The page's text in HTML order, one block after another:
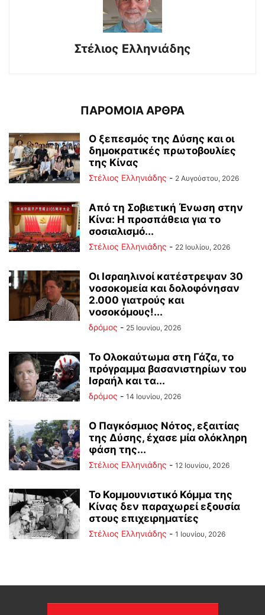
Στέλιος Ελληνιάδης
ΠΑΡΟΜΟΙΑ ΑΡΘΡΑ
Ο ξεπεσμός της Δύσης και οι
δημοκρατικές πρωτοβουλίες
της Κίνας
Στέλιος Ελληνιάδης - 2 Αυγούστου, 2026
Από τη Σοβιετική Ένωση στην
Κίνα: Η προσπάθεια για το
σοσιαλισμό...
Στέλιος Ελληνιάδης - 22 Ιουλίου, 2026
Οι Ισραηλινοί κατέστρεψαν 30
νοσοκομεία και δολοφόνησαν
2.000 γιατρούς και
νοσοκόμους!...
δρόμος - 25 Ιουνίου, 2026
Το Ολοκαύτωμα στη Γάζα, το
πρόγραμμα βασανιστηρίων του
Ισραήλ και τα...
δρόμος - 14 Ιουνίου, 2026
Ο Παγκόσμιος Νότος, εξαιτίας
της Δύσης, έχασε μία ολόκληρη
φάση της...
Στέλιος Ελληνιάδης - 12 Ιουνίου, 2026
Το Κομμουνιστικό Κόμμα της
Κίνας δεν παραχωρεί εξουσία
στους επιχειρηματίες
Στέλιος Ελληνιάδης - 1 Ιουνίου, 2026